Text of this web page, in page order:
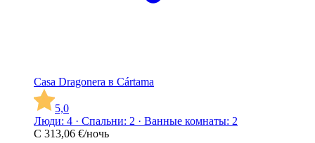
Casa Dragonera в Cártama
5,0
Люди: 4 · Спальни: 2 · Ванные комнаты: 2
С 313,06 €/ночь